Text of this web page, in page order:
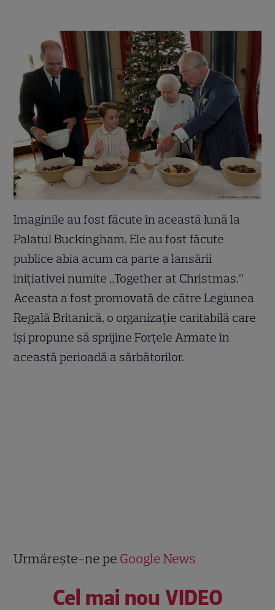
Imaginile au fost făcute în această lună la
Palatul Buckingham. Ele au fost făcute
publice abia acum ca parte a lansării
inițiativei numite „Together at Christmas.”
Aceasta a fost promovată de către Legiunea
Regală Britanică, o organizație caritabilă care
își propune să sprijine Forțele Armate în
această perioadă a sărbătorilor.
Urmărește-ne pe Google News
Cel mai nou VIDEO